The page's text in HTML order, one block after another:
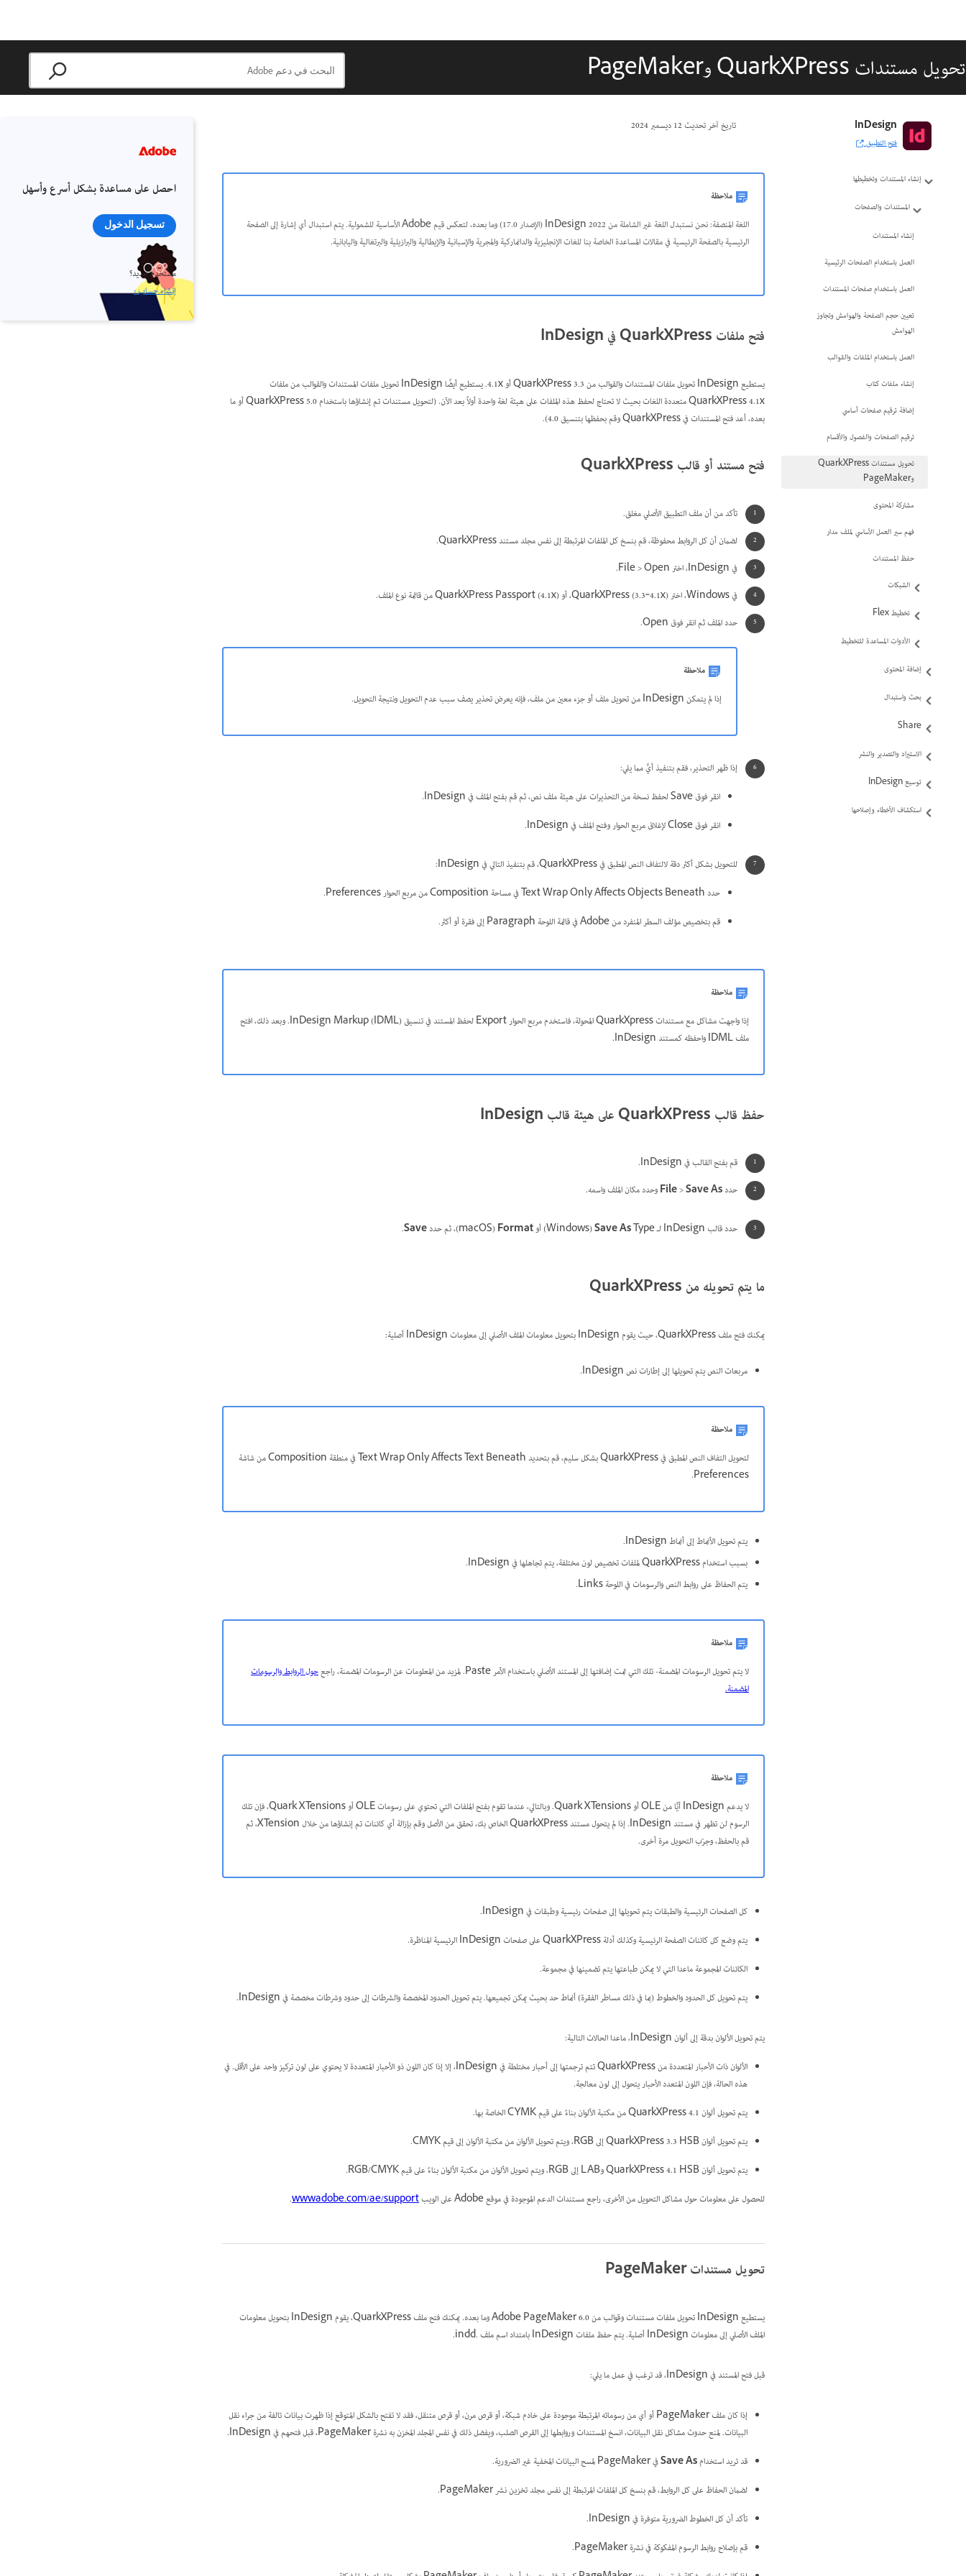
تحويل مستندات QuarkXPress وPageMaker
تاريخ آخر تحديث12 ديسمبر 2024 InDesign
فتح التطبيق
دليل مستخدم InDesign
التعرّف على InDesign
إنشاء المستندات وتخطيطها
المستندات والصفحات
إنشاء المستندات
العمل باستخدام الصفحات الرئيسية
العمل باستخدام صفحات المستندات
تعيين حجم الصفحة والهوامش وتجاوز
الهوامش
العمل باستخدام الملفات والقوالب
إنشاء ملفات كتاب
إضافة ترقيم صفحات أساسي
ترقيم الصفحات والفصول والأقسام
تحويل مستندات QuarkXPress
وPageMaker
مشاركة المحتوى
فهم سير العمل الأساسي لملف مدار
حفظ المستندات
الشبكات
تخطيط Flex
الأدوات المساعدة للتخطيط‬
إضافة المحتوى
بحث واستبدال
Share
الاستيراد والتصدير والنشر
توسيع InDesign
استكشاف الأخطاء وإصلاحها
ملاحظة
اللغة المنصفة: نحن نستبدل اللغة غير الشاملة من InDesign 2022 (الإصدار 17.0) وما بعده، لتعكس قيم Adobe الأساسية للشمولية. يتم استبدال أي إشارة إلى الصفحة
الرئيسية بالصفحة الرئيسية في مقالات المساعدة الخاصة بنا للغات الإنجليزية والدانماركية والمجرية والإسبانية والإيطالية والبرازيلية والبرتغالية واليابانية.
فتح ملفات QuarkXPress في InDesign
يستطيع InDesign تحويل ملفات المستندات والقوالب من QuarkXPress 3.3 أو 4.1x. يستطيع أيضًا InDesign تحويل ملفات المستندات والقوالب من ملفات
QuarkXPress 4.1x متعددة اللغات بحيث لا تحتاج لحفظ هذه الملفات على هيئة لغة واحدة أولاً بعد الآن. (لتحويل مستندات تم إنشاؤها باستخدام QuarkXPress 5.0 أو ما
بعده، أعد فتح المستندات في QuarkXPress وقم بحفظها بتنسيق 4.0).
فتح مستند أو قالب QuarkXPress
تأكد من أن ملف التطبيق الأصلي مغلق.
لضمان أن كل الروابط محفوظة، قم بنسخ كل الملفات المرتبطة إلى نفس مجلد مستند QuarkXPress.
في InDesign، اختر File > Open.
في Windows، اختر QuarkXPress (3.3‑4.1x)، أو QuarkXPress Passport (4.1x) من قائمة نوع الملف.
حدد الملف ثم انقر فوق Open.
ملاحظة
إذا لم يتمكن InDesign من تحويل ملف أو جزء معين من ملف، فإنه يعرض تحذير يصف سبب عدم التحويل ونتيجة التحويل.
إذا ظهر التحذير، فقم بتنفيذ أيٍّ مما يلي:
انقر فوق Save لحفظ نسخة من التحذيرات على هيئة ملف نص، ثم قم بفتح الملف في InDesign.
انقر فوق Close لإغلاق مربع الحوار وفتح الملف في InDesign.
للتحويل بشكل أكثر دقة لالتفاف النص المطبق في QuarkXPress، قم بتنفيذ التالي في InDesign:
حدد Text Wrap Only Affects Objects Beneath في مساحة Composition من مربع الحوار Preferences.
قم بتخصيص مؤلف السطر المنفرد من Adobe في قائمة اللوحة Paragraph إلى فقرة أو أكثر.
ملاحظة
إذا واجهت مشاكل مع مستندات QuarkXpress المحولة، فاستخدم مربع الحوار Export لحفظ المستند في تنسيق InDesign Markup (IDML). وبعد ذلك، افتح
ملف IDML واحفظه كمستند InDesign.
حفظ قالب QuarkXPress على هيئة قالب InDesign
قم بفتح القالب في InDesign.
حدد
File>Save As وحدد مكان الملف واسمه.
حدد قالب InDesign لـ Save AsType‏ (Windows) أو Format‏ (macOS)، ثم حدد Save
.
ما يتم تحويله من QuarkXPress
يمكنك فتح ملف QuarkXPress، حيث يقوم InDesign بتحويل معلومات الملف الأصلي إلى معلومات InDesign أصلية:
مربعات النص يتم تحويلها إلى إطارات نص InDesign.
ملاحظة
لتحويل التفاف النص المطبق في QuarkXPress بشكل سليم، قم بتحديد Text Wrap Only Affects Text Beneath في منطقة Composition من شاشة
Preferences.
يتم تحويل الأنماط إلى أنماط InDesign.
بسبب استخدام QuarkXPress لملفات تخصيص لون مختلفة، يتم تجاهلها في InDesign.
يتم الحفاظ على روابط النص والرسومات في اللوحة Links.
ملاحظة
لا يتم تحويل الرسومات المضمنة- تلك التي تمت إضافتها إلى المستند الأصلي باستخدام الأمر Paste. لمزيد من المعلومات عن الرسومات المضمنة، راجع
حول الروابط والرسومات
المضمنة.
ملاحظة
لا يدعم InDesign أيًّا من OLE أو Quark XTensions. وبالتالي، عندما تقوم بفتح الملفات التي تحتوي على رسومات OLE أو Quark XTensions، فإن تلك
الرسوم لن تظهر في مستند InDesign. إذا لم يتحول مستند QuarkXPress الخاص بك، تحقق من الأصل وقم بإزالة أي كائنات تم إنشاؤها من خلال XTension، ثم
قم بالحفظ، وجرّب التحويل مرة أخرى.
كل الصفحات الرئيسية والطبقات يتم تحويلها إلى صفحات رئيسية وطبقات في InDesign.
يتم وضع كل كائنات الصفحة الرئيسية وكذلك أدلة QuarkXPress على صفحات InDesign الرئيسية المناظرة.
الكائنات المجموعة ماعدا التي لا يمكن طباعتها يتم تضمينها في مجموعة.
يتم تحويل كل الحدود والخطوط (بما في ذلك مساطر الفقرة) أنماط حد بحيث يمكن تجميعها. يتم تحويل الحدود المخصصة والشرطات إلى حدود وشرطات مخصصة في InDesign.
يتم تحويل الألوان بدقة إلى ألوان InDesign، ماعدا الحالات التالية:
الألوان ذات الأحبار المتعددة من QuarkXPress تتم ترجمتها إلى أحبار مختلطة في InDesign، إلا إذا كان اللون ذو الأحبار المتعددة لا يحتوي على لون تركيز واحد على الأقل. في
هذه الحالة، فإن اللون المتعدد الأحبار يتحول إلى لون معالجة.
يتم تحويل ألوان QuarkXPress 4.1 من مكتبة الألوان بناءً على قيم CYMK الخاصة بها.
يتم تحويل ألوان QuarkXPress 3.3 HSB إلى RGB، ويتم تحويل الألوان من مكتبة الألوان إلى قيم CMYK.
يتم تحويل ألوان QuarkXPress 4.1 HSB وLAB إلى RGB، ويتم تحويل الألوان من مكتبة الألوان بناءً على قيم RGB/CMYK.
للحصول على معلومات حول مشاكل التحويل من الأخرى، راجع مستندات الدعم الموجودة في موقع Adobe على الويب
wwwadobe.com/ae/support
.
تحويل مستندات PageMaker
يستطيع InDesign تحويل ملفات مستندات وقوالب من Adobe PageMaker 6.0 وما بعده. يمكنك فتح ملف QuarkXPress، يقوم InDesign بتحويل معلومات
الملف الأصلي إلى معلومات InDesign أصلية. يتم حفظ ملفات InDesign بامتداد اسم ملف .indd.
قبل فتح المستند في InDesign، قد ترغب في عمل ما يلي:
إذا كان ملف PageMaker أو أي من رسوماته المرتبطة موجودة على خادم شبكة، أو قرص مرن، أو قرص متنقل، فقد لا تفتح بالشكل المتوقع إذا ظهرت بيانات تالفة من جراء نقل
البيانات. لمنع حدوث مشاكل نقل البيانات، انسخ المستندات وروابطها إلى القرص الصلب، ويفضل ذلك في نفس المجلد المخزن به نشرة PageMaker، قبل فتحهم في InDesign.
قد تريد استخدامSave Asفي PageMaker لمسح البيانات المخفية غير الضرورية.
لضمان الحفاظ على كل الروابط، قم بنسخ كل الملفات المرتبطة إلى نفس مجلد تخزين نشر PageMaker.
تأكد أن كل الخطوط الضرورية متوفرة في InDesign.
قم بإصلاح روابط الرسوم المفكوكة في نشرة PageMaker.
احصل على مساعدة بشكل أسرع وأسهل
تسجيل الدخول
مستخدم جديد؟
إنشاء حساب ›